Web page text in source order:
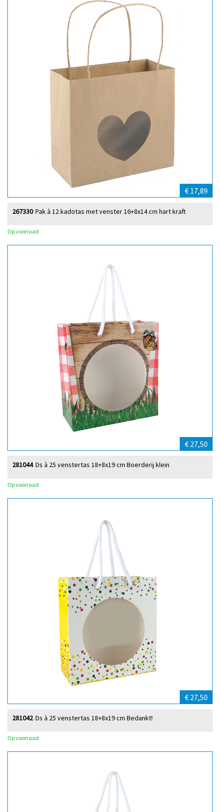
€ 17,89
Pak à 12 kadotas met venster 16+8x14 cm hart kraft
267330
Op voorraad
€ 27,50
Ds à 25 venstertas 18+8x19 cm Boerderij klein
281044
Op voorraad
€ 27,50
Ds à 25 venstertas 18+8x19 cm Bedankt!
281042
Op voorraad